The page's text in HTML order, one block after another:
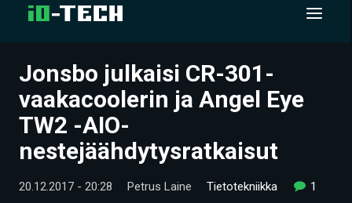
UUTISET
ARTIKKELIT
VIDEOT
TECHBBS
Jonsbo julkaisi CR-301-
vaakacoolerin ja Angel Eye
TW2 -AIO-
nestejäähdytysratkaisut
20.12.2017 - 20:28 Petrus Laine Tietotekniikka 1